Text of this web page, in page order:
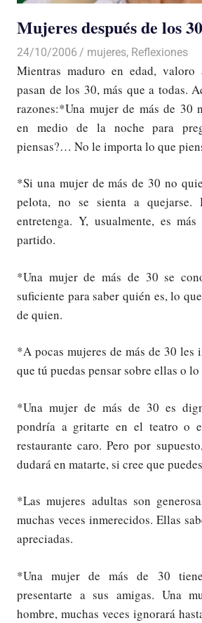
Mujeres después de los
24/10/2006 Luis Castellanos
mujeres, Reflexiones
Mientras maduro en edad, valoro
pasan de los 30, más que a todas.
razones:*Una mujer de más de 30
en medio de la noche para
piensas?… No le importa lo que
*Si una mujer de más de 30 no
pelota, no se sienta a quejarse.
entretenga. Y, usualmente, es
partido.
*Una mujer de más de 30 se
suficiente para saber quién es, lo
de quien.
*A pocas mujeres de más de 30 les
que tú puedas pensar sobre ellas o lo
*Una mujer de más de 30 es
pondría a gritarte en el teatro o
restaurante caro. Pero por
dudará en matarte, si cree que
*Las mujeres adultas son
muchas veces inmerecidos. Ellas
apreciadas.
*Una mujer de más de 30
presentarte a sus amigas. Una
hombre, muchas veces ignorará